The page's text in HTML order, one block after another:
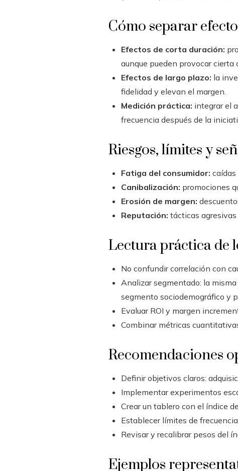
Cómo separar
Efectos de corta duración:
aunque pueden provocar
Efectos de largo plazo: la
fidelidad y elevan el margen.
Medición práctica: integrar el
frecuencia después de la
Riesgos, límites y
Fatiga del consumidor: caídas
Canibalización: promociones
Erosión de margen:
Reputación: tácticas
Lectura práctica de
No confundir correlación con
Analizar segmentado: la
segmento sociodemográfico y
Evaluar ROI y margen
Combinar métricas
Recomendaciones
Definir objetivos claros:
Implementar experimentos
Crear un tablero con el índice
Establecer límites de
Revisar y recalibrar pesos del
Ejemplos